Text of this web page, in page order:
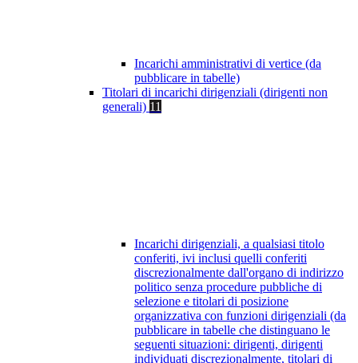
Incarichi amministrativi di vertice (da
pubblicare in tabelle)
Titolari di incarichi dirigenziali (dirigenti non
generali) 11
Incarichi dirigenziali, a qualsiasi titolo
conferiti, ivi inclusi quelli conferiti
discrezionalmente dall'organo di indirizzo
politico senza procedure pubbliche di
selezione e titolari di posizione
organizzativa con funzioni dirigenziali (da
pubblicare in tabelle che distinguano le
seguenti situazioni: dirigenti, dirigenti
individuati discrezionalmente, titolari di